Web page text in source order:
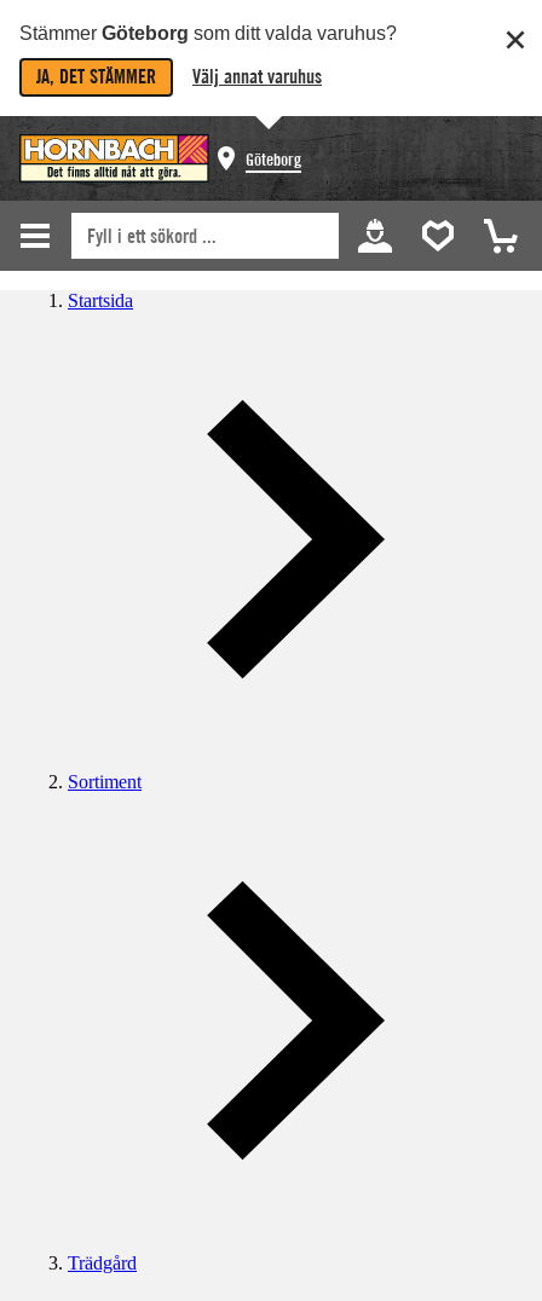
Stämmer Göteborg som ditt valda varuhus?
JA, DET STÄMMER Välj annat varuhus
Göteborg
Startsida
Sortiment
Trädgård